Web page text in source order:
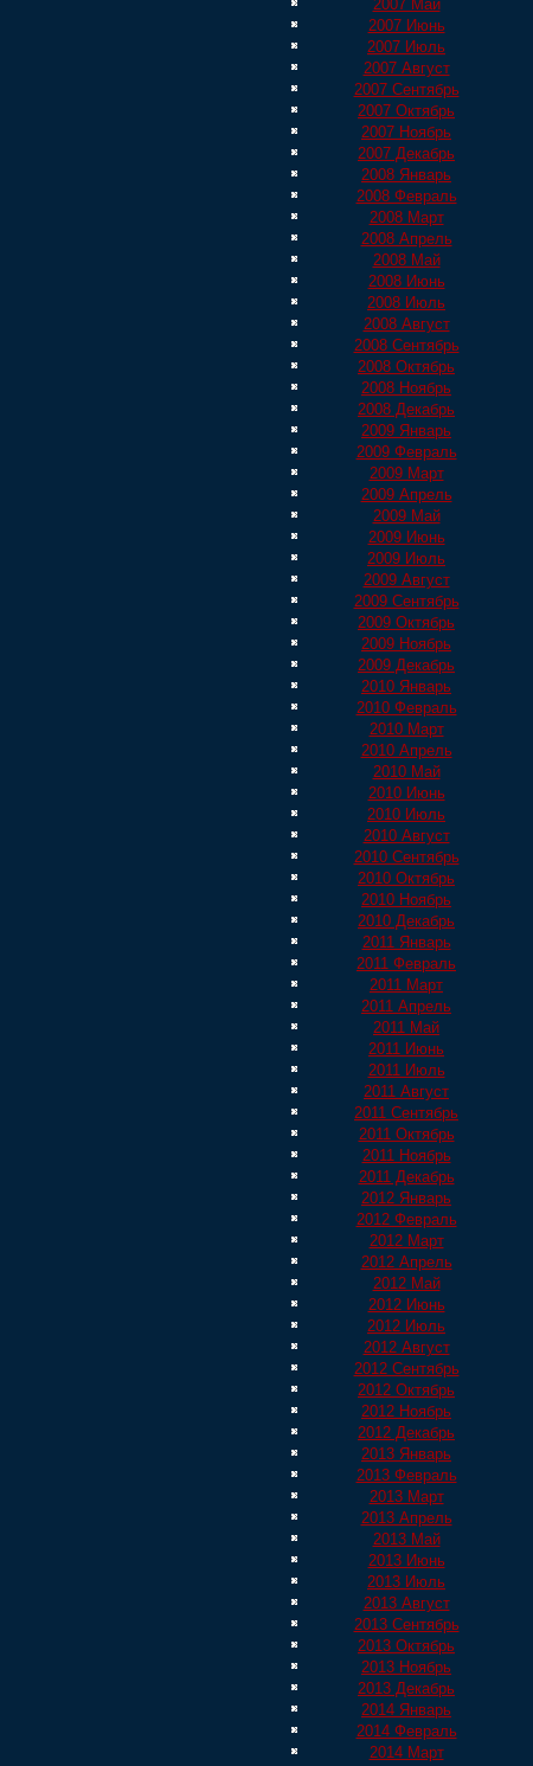
2007 Май
2007 Июнь
2007 Июль
2007 Август
2007 Сентябрь
2007 Октябрь
2007 Ноябрь
2007 Декабрь
2008 Январь
2008 Февраль
2008 Март
2008 Апрель
2008 Май
2008 Июнь
2008 Июль
2008 Август
2008 Сентябрь
2008 Октябрь
2008 Ноябрь
2008 Декабрь
2009 Январь
2009 Февраль
2009 Март
2009 Апрель
2009 Май
2009 Июнь
2009 Июль
2009 Август
2009 Сентябрь
2009 Октябрь
2009 Ноябрь
2009 Декабрь
2010 Январь
2010 Февраль
2010 Март
2010 Апрель
2010 Май
2010 Июнь
2010 Июль
2010 Август
2010 Сентябрь
2010 Октябрь
2010 Ноябрь
2010 Декабрь
2011 Январь
2011 Февраль
2011 Март
2011 Апрель
2011 Май
2011 Июнь
2011 Июль
2011 Август
2011 Сентябрь
2011 Октябрь
2011 Ноябрь
2011 Декабрь
2012 Январь
2012 Февраль
2012 Март
2012 Апрель
2012 Май
2012 Июнь
2012 Июль
2012 Август
2012 Сентябрь
2012 Октябрь
2012 Ноябрь
2012 Декабрь
2013 Январь
2013 Февраль
2013 Март
2013 Апрель
2013 Май
2013 Июнь
2013 Июль
2013 Август
2013 Сентябрь
2013 Октябрь
2013 Ноябрь
2013 Декабрь
2014 Январь
2014 Февраль
2014 Март